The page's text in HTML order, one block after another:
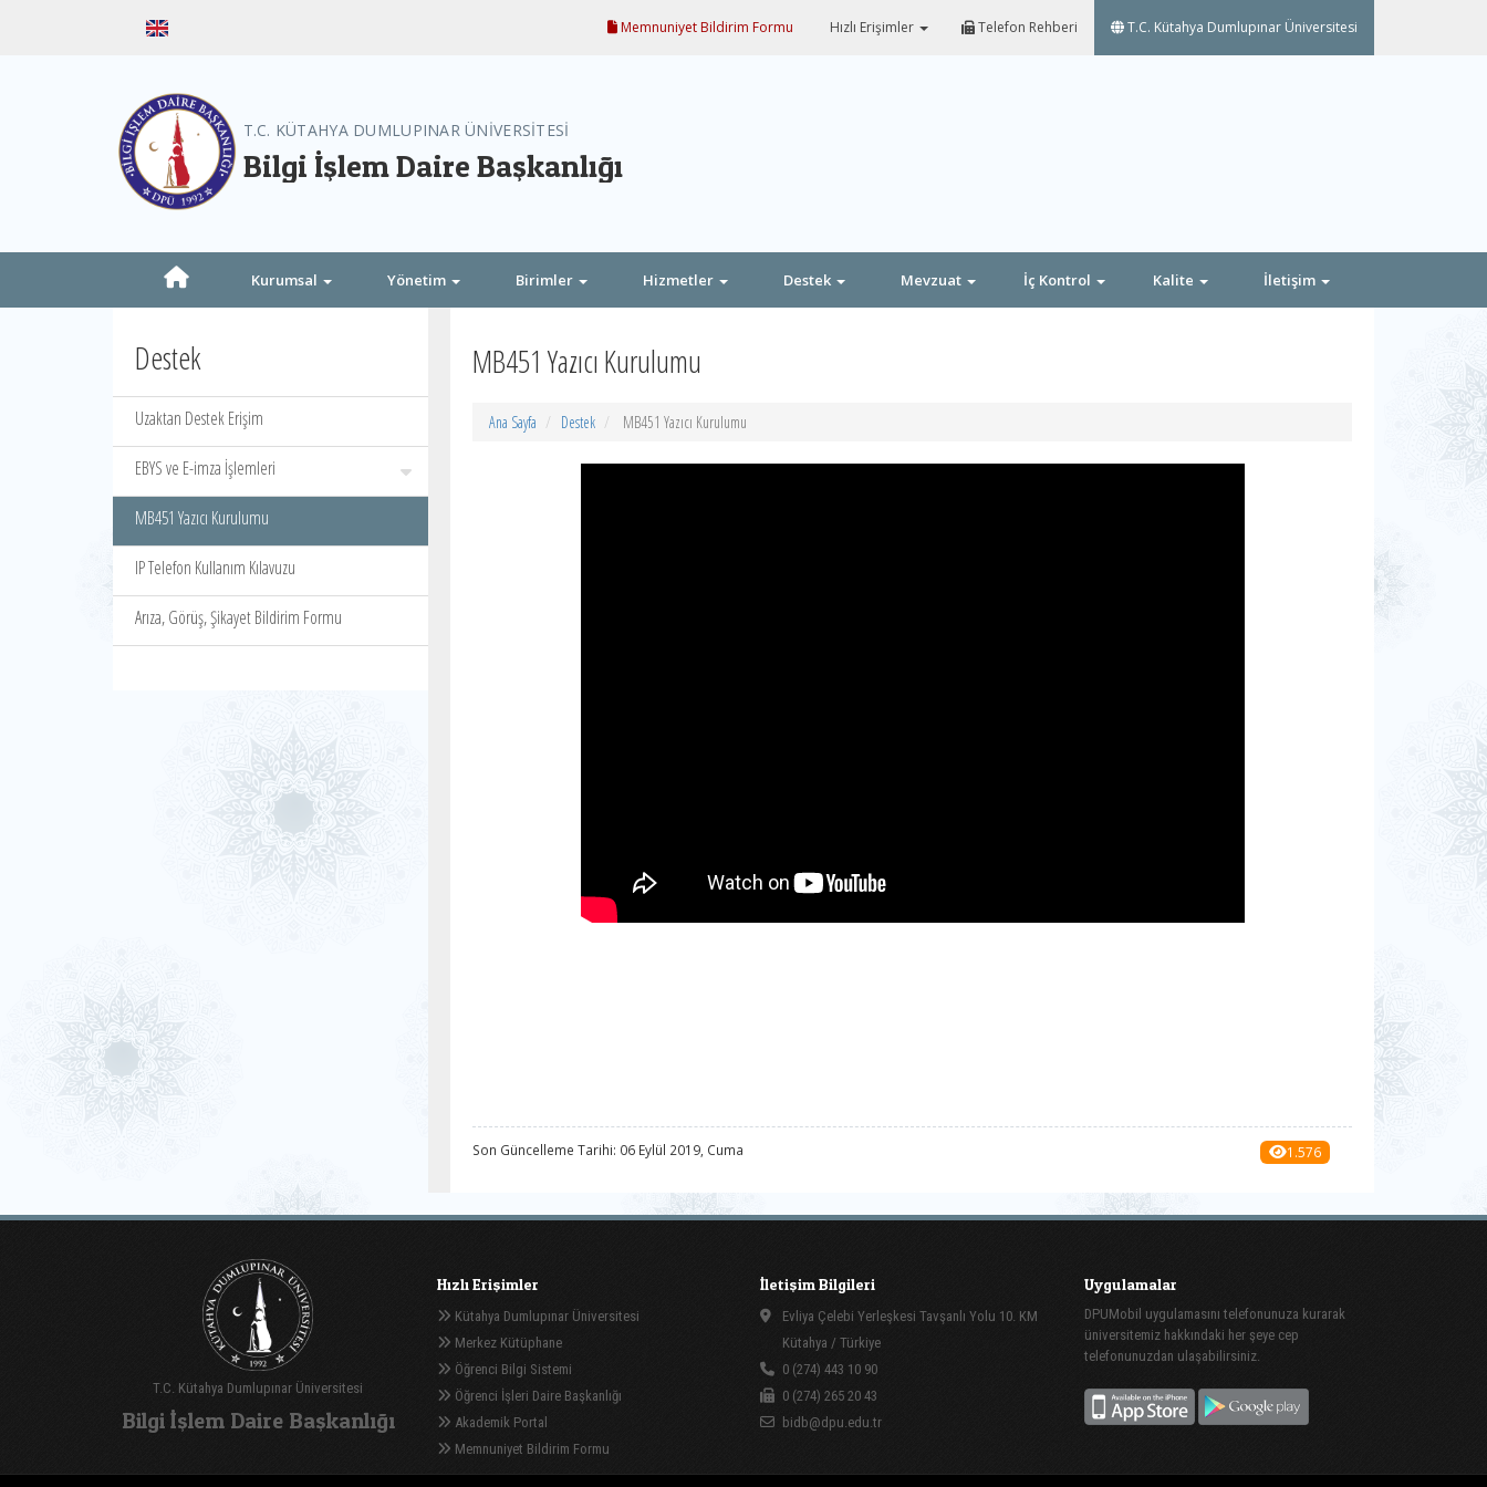
Memnuniyet Bildirim Formu Hızlı Erişimler Telefon Rehberi T.C. Kütahya Dumlupınar Üniversitesi
T.C. KÜTAHYA DUMLUPINAR ÜNİVERSİTESİ
Bilgi İşlem Daire Başkanlığı
Kurumsal Yönetim Birimler Hizmetler Destek Mevzuat İç Kontrol Kalite İletişim
Destek
Uzaktan Destek Erişim
EBYS ve E-imza İşlemleri
MB451 Yazıcı Kurulumu
IP Telefon Kullanım Kılavuzu
Arıza, Görüş, Şikayet Bildirim Formu
MB451 Yazıcı Kurulumu
Ana Sayfa Destek MB451 Yazıcı Kurulumu
Son Güncelleme Tarihi: 06 Eylül 2019, Cuma 1.576
T.C. Kütahya Dumlupınar Üniversitesi
Bilgi İşlem Daire Başkanlığı
Hızlı Erişimler
Kütahya Dumlupınar Üniversitesi
Merkez Kütüphane
Öğrenci Bilgi Sistemi
Öğrenci İşleri Daire Başkanlığı
Akademik Portal
Memnuniyet Bildirim Formu
İletişim Bilgileri
Evliya Çelebi Yerleşkesi Tavşanlı Yolu 10. KM
Kütahya / Türkiye
0 (274) 443 10 90
0 (274) 265 20 43
bidb@dpu.edu.tr
Uygulamalar
DPUMobil uygulamasını telefonunuza kurarak
üniversitemiz hakkındaki her şeye cep
telefonunuzdan ulaşabilirsiniz.